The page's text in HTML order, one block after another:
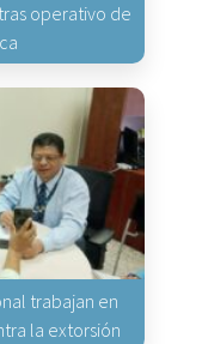
operativo de
trabajan en
la extorsión